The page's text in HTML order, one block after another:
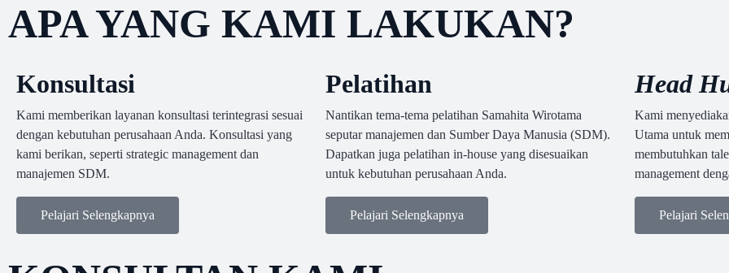
APA YANG KAMI LAKUKAN?
Konsultasi
Kami memberikan layanan konsultasi terintegrasi sesuai
dengan kebutuhan perusahaan Anda. Konsultasi yang
kami berikan, seperti strategic management dan
manajemen SDM.
Pelajari Selengkapnya
Pelatihan
Nantikan tema-tema pelatihan Samahita Wirotama
seputar manajemen dan Sumber Daya Manusia (SDM).
Dapatkan juga pelatihan in-house yang disesuaikan
untuk kebutuhan perusahaan Anda.
Pelajari Selengkapnya
Head
Kami
Utama untuk
membutuhkan
management
Pelajari